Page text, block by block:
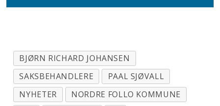
BJØRN RICHARD JOHANSEN
SAKSBEHANDLERE
PAAL SJØVALL
NYHETER
NORDRE FOLLO KOMMUNE